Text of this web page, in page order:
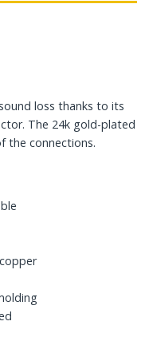
loss thanks to its
The 24k gold-plated
the connections.